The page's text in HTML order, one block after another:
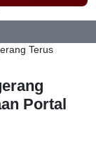
Terus
Portal